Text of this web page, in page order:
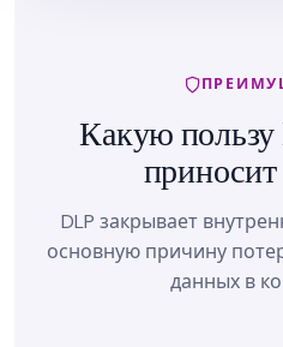
Какую пользу
DLP закрывает
основную причину
данных в